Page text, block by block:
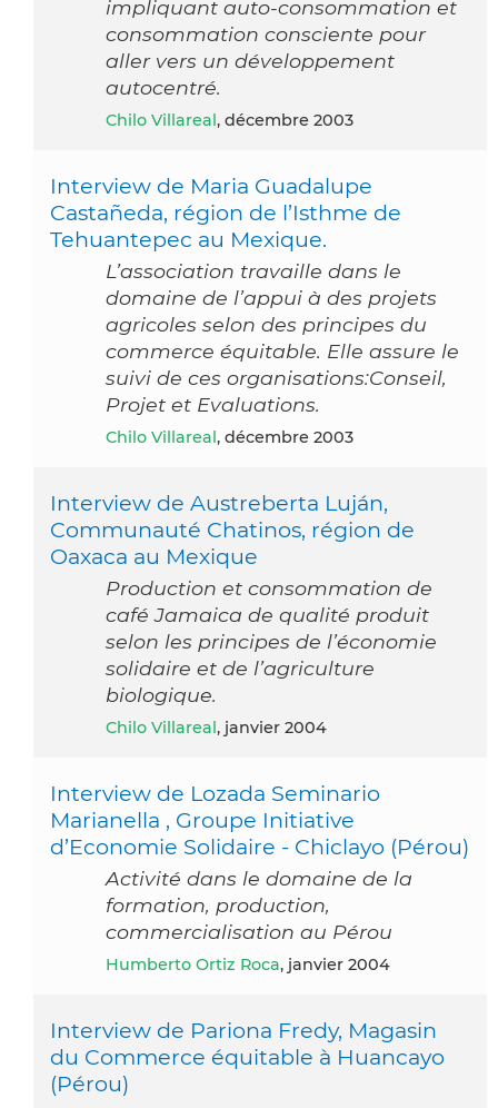
impliquant auto-consommation et
consommation consciente pour
aller vers un développement
autocentré.
Chilo Villareal , décembre 2003
Interview de Maria Guadalupe
Castañeda, région de l’Isthme de
Tehuantepec au Mexique.
L’association travaille dans le
domaine de l’appui à des projets
agricoles selon des principes du
commerce équitable. Elle assure le
suivi de ces organisations:Conseil,
Projet et Evaluations.
Chilo Villareal , décembre 2003
Interview de Austreberta Luján,
Communauté Chatinos, région de
Oaxaca au Mexique
Production et consommation de
café Jamaica de qualité produit
selon les principes de l’économie
solidaire et de l’agriculture
biologique.
Chilo Villareal , janvier 2004
Interview de Lozada Seminario
Marianella , Groupe Initiative
d’Economie Solidaire - Chiclayo (Pérou)
Activité dans le domaine de la
formation, production,
commercialisation au Pérou
Humberto Ortiz Roca, janvier 2004
Interview de Pariona Fredy, Magasin
du Commerce équitable à Huancayo
(Pérou)